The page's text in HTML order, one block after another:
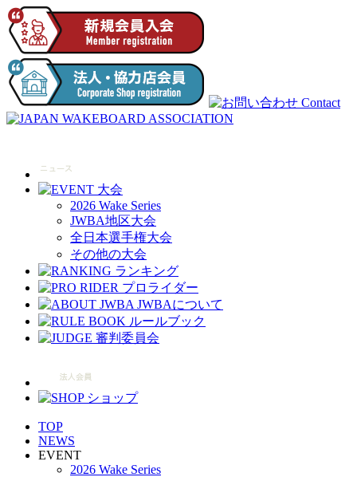
2026 Wake Series
JWBA地区大会
全日本選手権大会
その他の大会
TOP
NEWS
EVENT
2026 Wake Series